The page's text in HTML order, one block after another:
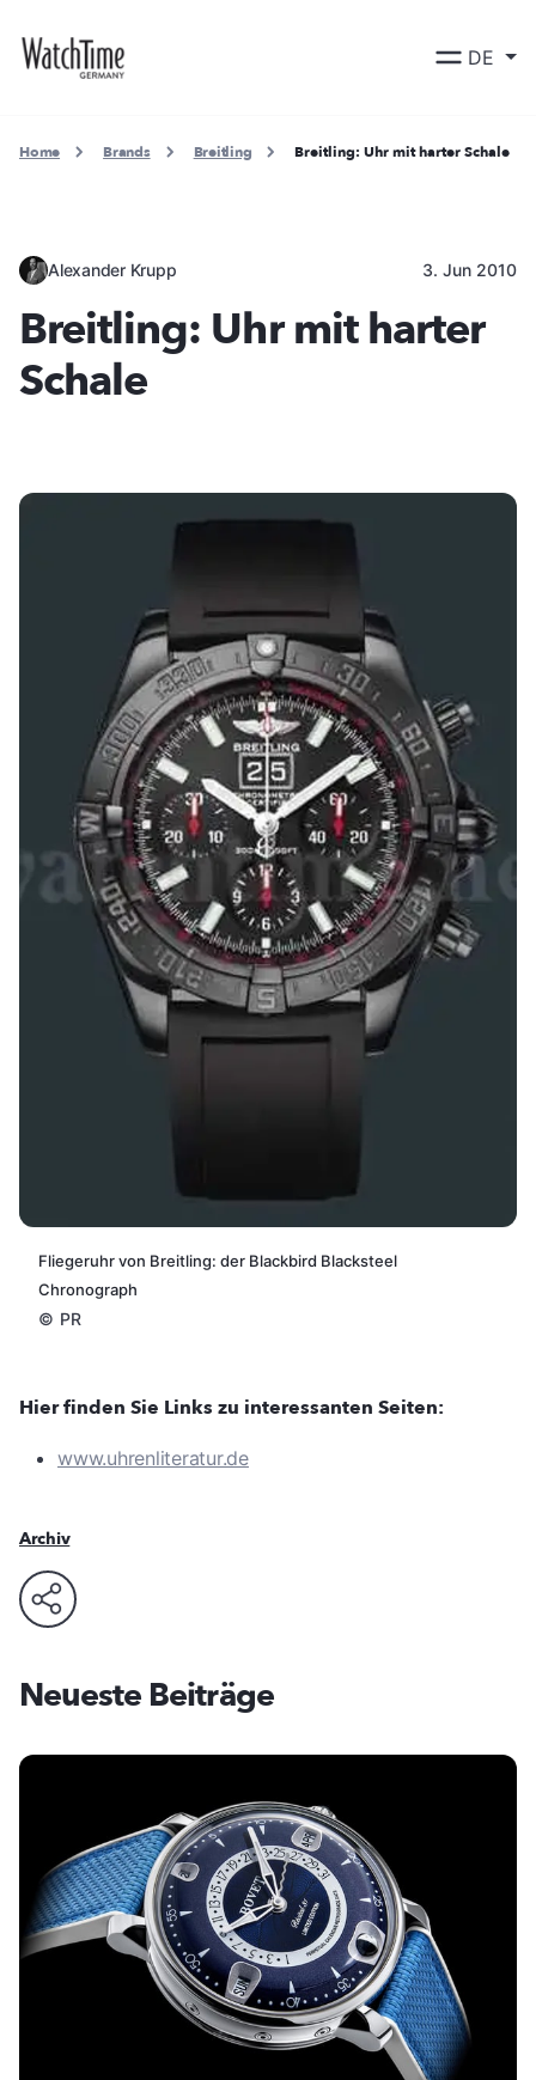
DE
Home Brands Breitling Breitling: Uhr mit harter Schale
Alexander Krupp 3. Jun 2010
Breitling: Uhr mit harter
Schale
Fliegeruhr von Breitling: der Blackbird Blacksteel
Chronograph
© PR
Hier finden Sie Links zu interessanten Seiten:
www.uhrenliteratur.de
Archiv
Neueste Beiträge